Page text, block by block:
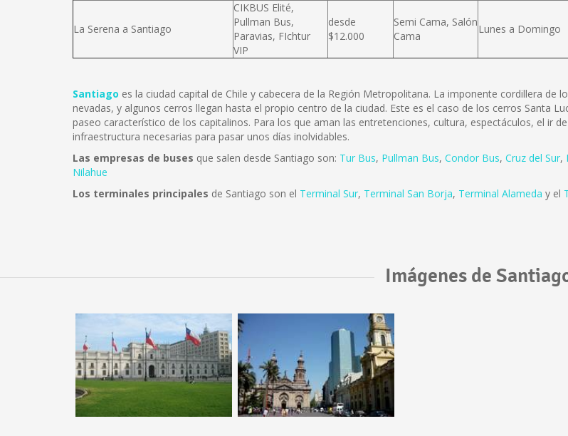
La Serena a Santiago
CIKBUS Elité,
Pullman Bus,
Paravias, FIchtur
VIP
desde
$12.000
Semi Cama, Salón
Cama
Lunes a Domingo
Santiago es la ciudad capital de Chile y cabecera de la Región Metropolitana. La imponente cordillera de
nevadas, y algunos cerros llegan hasta el propio centro de la ciudad. Este es el caso de los cerros Santa
paseo característico de los capitalinos. Para los que aman las entretenciones, cultura, espectáculos, el ir
infraestructura necesarias para pasar unos días inolvidables.
Las empresas de buses que salen desde Santiago son: Tur Bus, Pullman Bus, Condor Bus, Cruz del Sur,
Nilahue
Los terminales principales de Santiago son el Terminal Sur, Terminal San Borja, Terminal Alameda y el
Imágenes de